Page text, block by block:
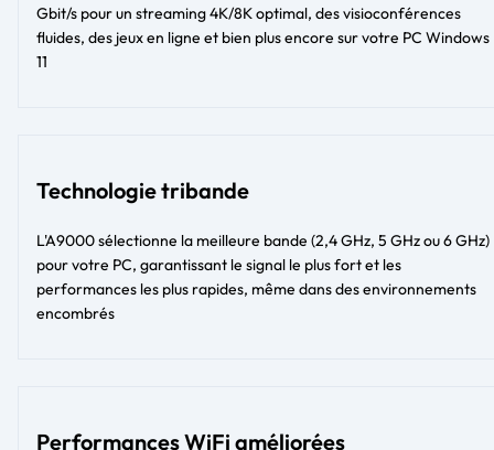
Gbit/s pour un streaming 4K/8K optimal, des visioconférences
fluides, des jeux en ligne et bien plus encore sur votre PC Windows
11
Technologie tribande
L'A9000 sélectionne la meilleure bande (2,4 GHz, 5 GHz ou 6 GHz)
pour votre PC, garantissant le signal le plus fort et les
performances les plus rapides, même dans des environnements
encombrés
Performances WiFi améliorées